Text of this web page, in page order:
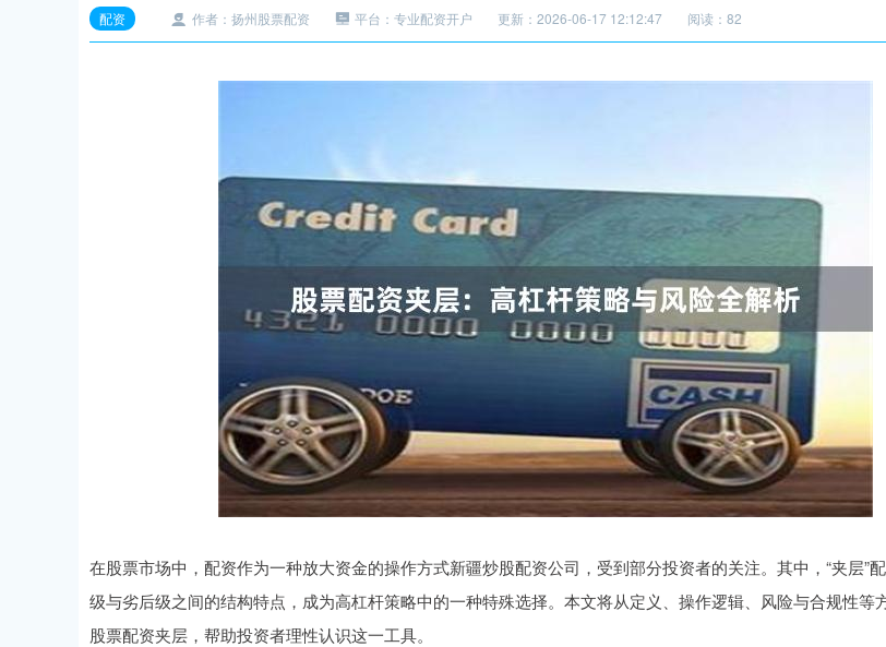
配资 作者：扬州股票配资 平台：专业配资开户 更新：2026-06-17 12:12:47 阅读：82
在股票市场中，配资作为一种放大资金的操作方式新疆炒股配资公司，受到部分投资者的关注。其中，“夹层”
级与劣后级之间的结构特点，成为高杠杆策略中的一种特殊选择。本文将从定义、操作逻辑、风险与合规性等
股票配资夹层，帮助投资者理性认识这一工具。